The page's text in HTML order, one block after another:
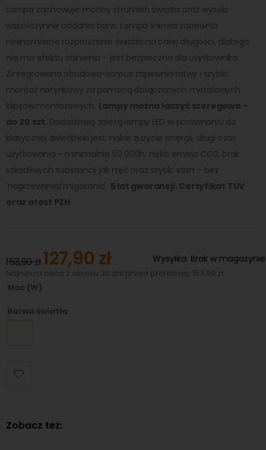
Lampa zachowuje mocny strumień światła oraz wysoki
współczynnik oddania barw. Lampa liniowa zapewnia
równomierne rozproszenie światła na całej długości, dlatego
nie ma efektu olśnienia - jest bezpieczna dla użytkownika.
Zintegrowana obudowa-korpus zapewnia łatwy i szybki
montaż natynkowy za pomocą dołączonych metalowych
klipsów montażowych. Lampy można łaczyć szeregowo -
do 20 szt. Dodatkową zaletą lampy LED w porównaniu do
klasycznej świetlówki jest: niskie zużycie energii, długi czas
użytkowania - minimalnie 50 000h, niska emisja CO2, brak
szkodliwych substancji jak rtęć oraz szybki start - bez
'nagrzewania/migotania'. 5 lat gwarancji. Certyfikat TUV
oraz atest PZH
153,90 zł Special
Price
127,90 zł Wysyłka: Brak w magazynie
Najniższa cena z okresu 30 dni przed promocją: 153,90 zł
Moc (W)
Barwa światła
Zobacz też: